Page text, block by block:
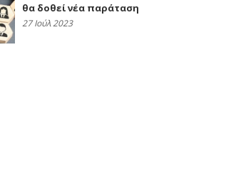
θα δοθεί νέα παράταση
27 Ιούλ 2023